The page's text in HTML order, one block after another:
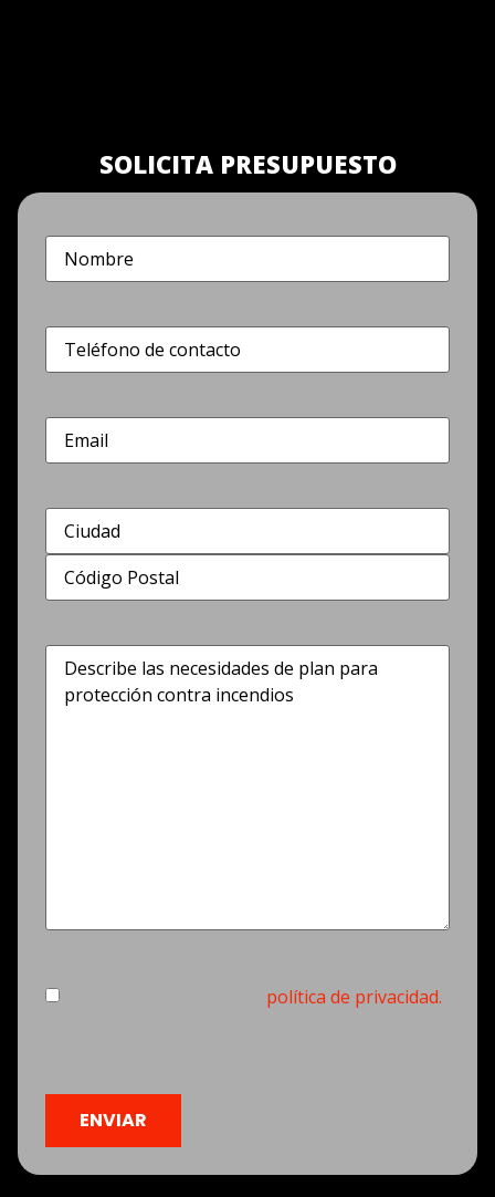
SOLICITA PRESUPUESTO
Nombre
Teléfono(Obligatorio)
Correo
electrónico
Dirección
Describe
las
necesidades
Consentimiento (Obligatorio)política de privacidad.